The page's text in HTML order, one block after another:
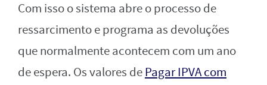
Com isso o sistema abre o processo de
ressarcimento e programa as devoluções
que normalmente acontecem com um ano
de espera. Os valores dePagar IPVA com